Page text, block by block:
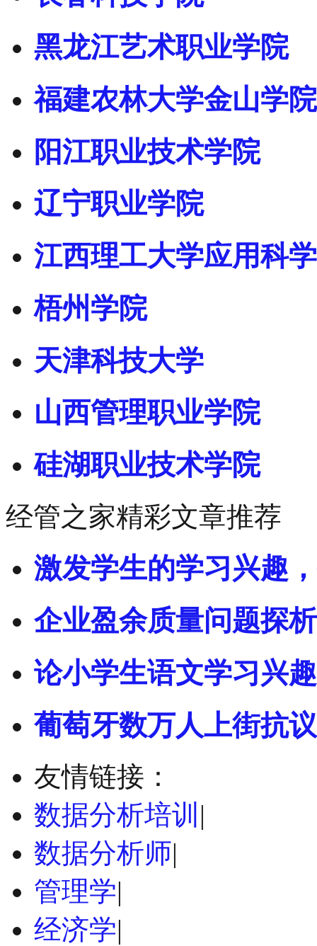
黑龙江艺术职业学院
福建农林大学金山学院
阳江职业技术学院
辽宁职业学院
江西理工大学应用科
梧州学院
天津科技大学
山西管理职业学院
硅湖职业技术学院
经管之家精彩文章推荐
激发学生的学习兴趣
企业盈余质量问题探
论小学生语文学习兴
葡萄牙数万人上街抗
友情链接：
数据分析培训 |
数据分析师|
管理学|
经济学|